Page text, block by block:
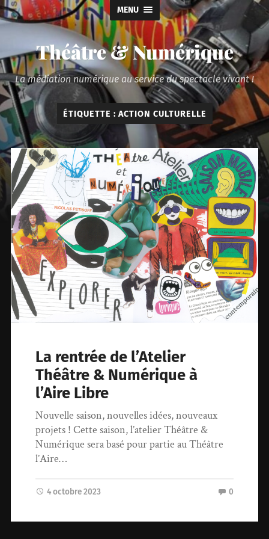
MENU
Théâtre & Numérique
La médiation numérique au service du spectacle vivant !
ÉTIQUETTE : ACTION CULTURELLE
La rentrée de l’Atelier
Théâtre & Numérique à
l’Aire Libre
Nouvelle saison, nouvelles idées, nouveaux
projets ! Cette saison, l’atelier Théâtre &
Numérique sera basé pour partie au Théâtre
l’Aire…
4 octobre 2023 0